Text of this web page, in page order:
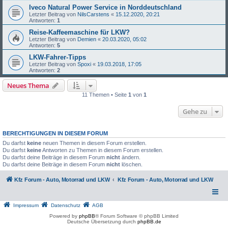
Iveco Natural Power Service in Norddeutschland
Letzter Beitrag von NilsCarstens « 15.12.2020, 20:21
Antworten: 1
Reise-Kaffeemaschine für LKW?
Letzter Beitrag von Demien « 20.03.2020, 05:02
Antworten: 5
LKW-Fahrer-Tipps
Letzter Beitrag von Spoxi « 19.03.2018, 17:05
Antworten: 2
Neues Thema
11 Themen • Seite 1 von 1
Gehe zu
BERECHTIGUNGEN IN DIESEM FORUM
Du darfst keine neuen Themen in diesem Forum erstellen.
Du darfst keineAntworten zu Themen in diesem Forum erstellen.
Du darfst deine Beiträge in diesem Forum nicht ändern.
Du darfst deine Beiträge in diesem Forum nicht löschen.
Kfz Forum - Auto, Motorrad und LKW Kfz Forum - Auto, Motorrad und LKW
Impressum Datenschutz
AGB
Powered by phpBB® Forum Software © phpBB Limited
Deutsche Übersetzung durch phpBB.de